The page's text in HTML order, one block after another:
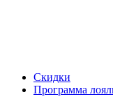
Скидки
Программа